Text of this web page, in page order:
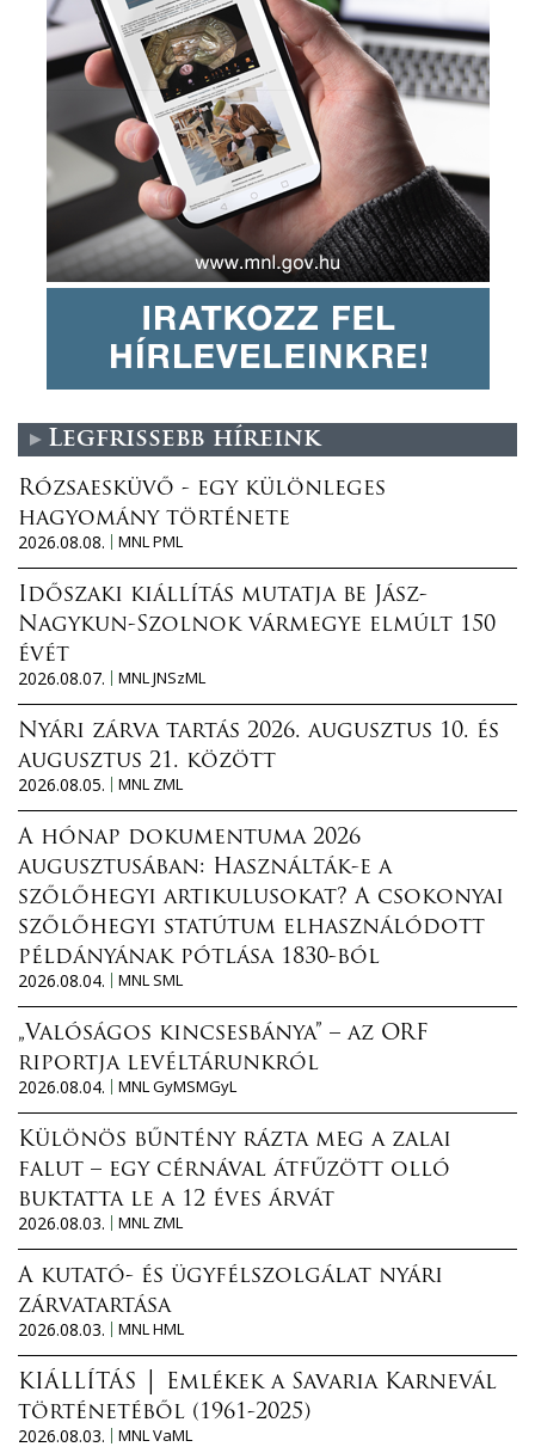
Legfrissebb híreink
Rózsaesküvő - egy különleges
hagyomány története
2026.08.08.
MNL PML
Időszaki kiállítás mutatja be Jász-
Nagykun-Szolnok vármegye elmúlt 150
évét
2026.08.07.
MNL JNSzML
Nyári zárva tartás 2026. augusztus 10. és
augusztus 21. között
2026.08.05.
MNL ZML
A hónap dokumentuma 2026
augusztusában: Használták-e a
szőlőhegyi artikulusokat? A csokonyai
szőlőhegyi statútum elhasználódott
példányának pótlása 1830-ból
2026.08.04.
MNL SML
„Valóságos kincsesbánya” – az ORF
riportja levéltárunkról
2026.08.04.
MNL GyMSMGyL
Különös bűntény rázta meg a zalai
falut – egy cérnával átfűzött olló
buktatta le a 12 éves árvát
2026.08.03.
MNL ZML
A kutató- és ügyfélszolgálat nyári
zárvatartása
2026.08.03.
MNL HML
KIÁLLÍTÁS │ Emlékek a Savaria Karnevál
történetéből (1961-2025)
2026.08.03.
MNL VaML